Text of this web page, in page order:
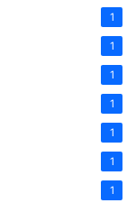
1
1
1
1
1
1
1